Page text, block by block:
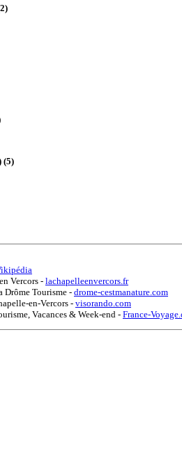
(5)
Vercors - lachapelleenvercors.fr
Drôme Tourisme - drome-cestmanature.com
en-Vercors - visorando.com
Vacances & Week-end - France-